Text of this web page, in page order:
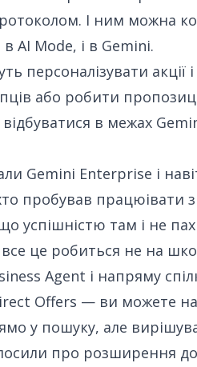
І ним можна
AI Mode, і в Gemini.
персоналізувати
або робити
в межах
Gemini Enterprise і
хто пробував
успішністю там і не
це робиться не на
Agent і напряму
Offers — ви можете
у пошуку, але
про розширення